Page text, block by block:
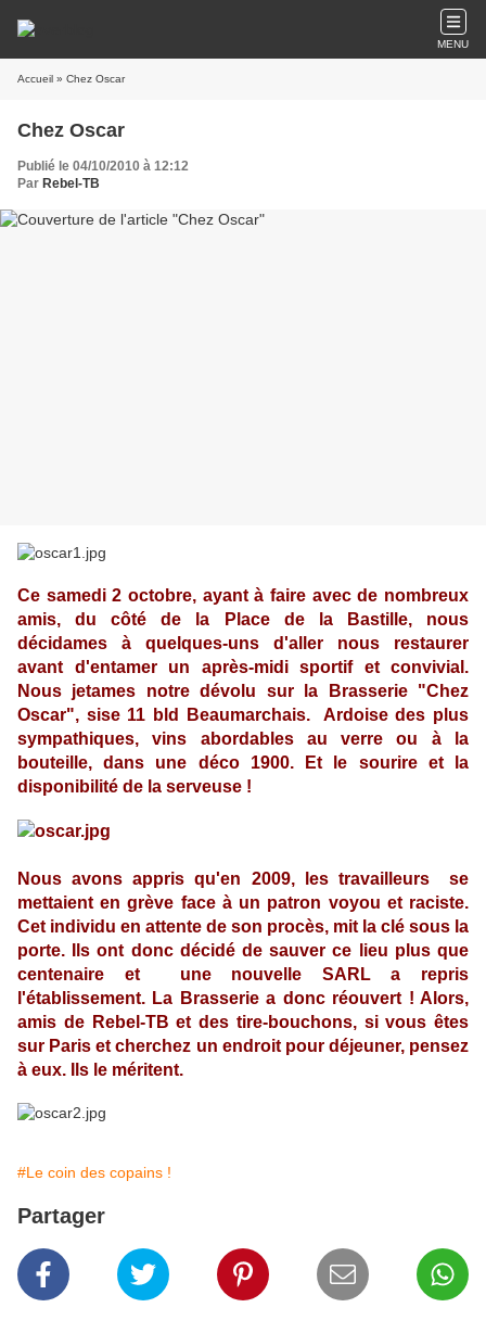
MENU
Accueil » Chez Oscar
Chez Oscar
Publié le 04/10/2010 à 12:12
Par Rebel-TB
Ce samedi 2 octobre, ayant à faire avec de nombreux
amis, du côté de la Place de la Bastille, nous
décidames à quelques-uns d'aller nous restaurer
avant d'entamer un après-midi sportif et convivial.
Nous jetames notre dévolu sur la Brasserie "Chez
Oscar", sise 11 bld Beaumarchais. Ardoise des plus
sympathiques, vins abordables au verre ou à la
bouteille, dans une déco 1900. Et le sourire et la
disponibilité de la serveuse !
Nous avons appris qu'en 2009, les travailleurs se
mettaient en grève face à un patron voyou et raciste.
Cet individu en attente de son procès, mit la clé sous la
porte. Ils ont donc décidé de sauver ce lieu plus que
centenaire et une nouvelle SARL a repris
l'établissement. La Brasserie a donc réouvert ! Alors,
amis de Rebel-TB et des tire-bouchons, si vous êtes
sur Paris et cherchez un endroit pour déjeuner, pensez
à eux. Ils le méritent.
#Le coin des copains !
Partager